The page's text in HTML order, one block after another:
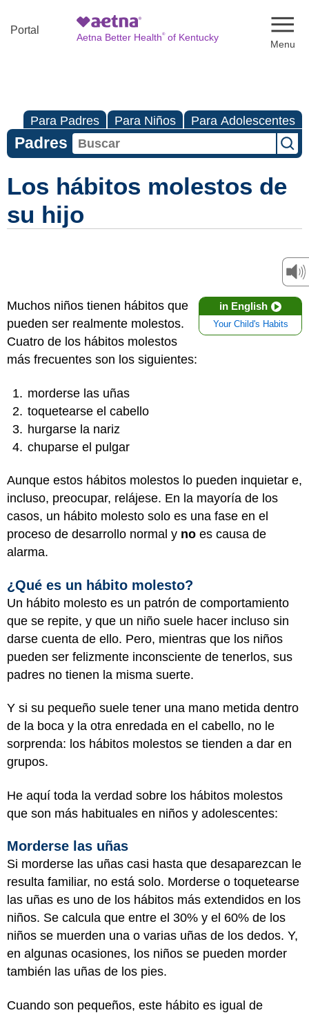
Portal
Aetna Better Health®of Kentucky
Para Padres Para Niños Para Adolescentes
Padres
Los hábitos molestos de
su hijo
in English
Your Child's Habits
Muchos niños tienen hábitos que
pueden ser realmente molestos.
Cuatro de los hábitos molestos
más frecuentes son los siguientes:
morderse las uñas
toquetearse el cabello
hurgarse la nariz
chuparse el pulgar
Aunque estos hábitos molestos lo pueden inquietar e,
incluso, preocupar, relájese. En la mayoría de los
casos, un hábito molesto solo es una fase en el
proceso de desarrollo normal y no es causa de
alarma.
¿Qué es un hábito molesto?
Un hábito molesto es un patrón de comportamiento
que se repite, y que un niño suele hacer incluso sin
darse cuenta de ello. Pero, mientras que los niños
pueden ser felizmente inconsciente de tenerlos, sus
padres no tienen la misma suerte.
Y si su pequeño suele tener una mano metida dentro
de la boca y la otra enredada en el cabello, no le
sorprenda: los hábitos molestos se tienden a dar en
grupos.
He aquí toda la verdad sobre los hábitos molestos
que son más habituales en niños y adolescentes:
Morderse las uñas
Si morderse las uñas casi hasta que desaparezcan le
resulta familiar, no está solo. Morderse o toquetearse
las uñas es uno de los hábitos más extendidos en los
niños. Se calcula que entre el 30% y el 60% de los
niños se muerden una o varias uñas de los dedos. Y,
en algunas ocasiones, los niños se pueden morder
también las uñas de los pies.
Cuando son pequeños, este hábito es igual de